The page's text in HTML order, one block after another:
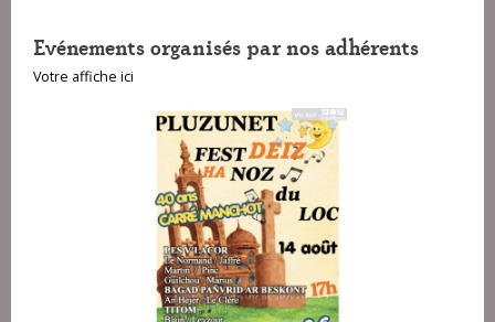
Evénements organisés par nos adhérents
Votre affiche ici